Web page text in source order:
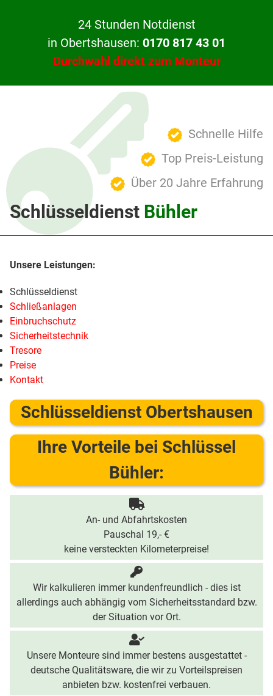
24 Stunden Notdienst
in Obertshausen: 0170 817 43 01
Durchwahl direkt zum Monteur
Schnelle Hilfe
Top Preis-Leistung
Über 20 Jahre Erfahrung
Schlüsseldienst Bühler
Schlüsseldienst
Schließanlagen
Einbruchschutz
Sicherheitstechnik
Tresore
Preise
Kontakt
Schlüsseldienst Obertshausen
Ihre Vorteile bei Schlüssel
Bühler:
An- und Abfahrtskosten
Pauschal 19,- €
keine versteckten Kilometerpreise!
Wir kalkulieren immer kundenfreundlich - dies ist
allerdings auch abhängig vom Sicherheitsstandard bzw.
der Situation vor Ort.
Unsere Monteure sind immer bestens ausgestattet -
deutsche Qualitätsware, die wir zu Vorteilspreisen
anbieten bzw. kostenfrei verbauen.